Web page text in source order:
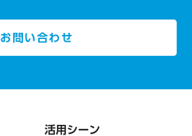
お問い合わせ
活用シーン